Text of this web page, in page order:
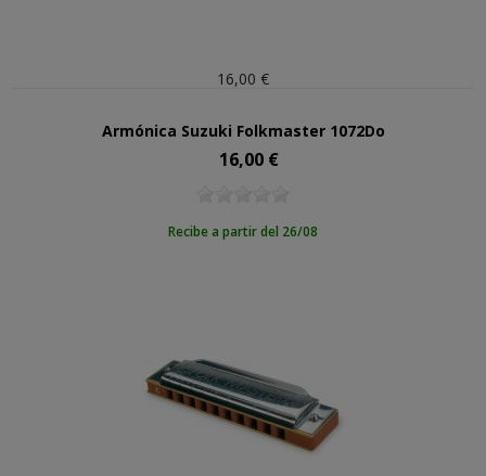
16,00 €
Armónica Suzuki Folkmaster 1072Do
Precio
16,00 €
Recibe a partir del 26/08